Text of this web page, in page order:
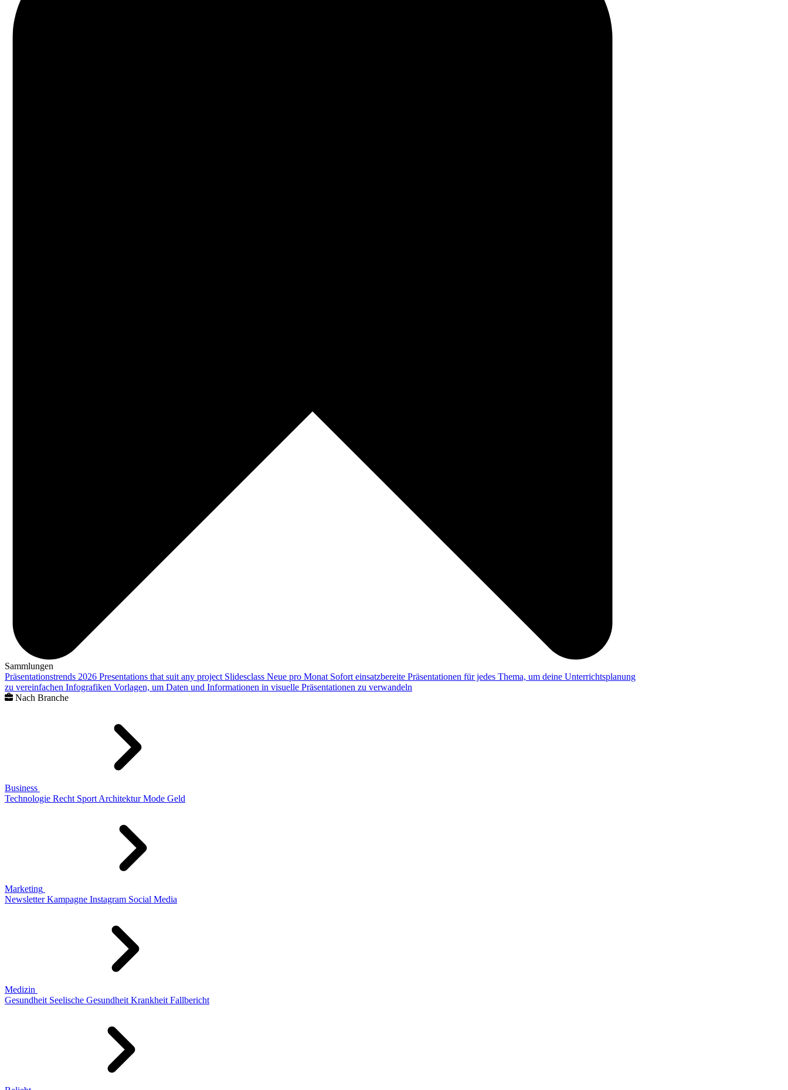
Sammlungen
Präsentationstrends 2026 Presentations that suit any project Slidesclass Neue pro Monat Sofort einsatzbereite Präsentationen für jedes Thema, um deine Unterrichtsplanung
zu vereinfachen Infografiken Vorlagen, um Daten und Informationen in visuelle Präsentationen zu verwandeln
Nach Branche
Business
Technologie Recht Sport Architektur Mode Geld
Marketing
Newsletter Kampagne Instagram Social Media
Medizin
Gesundheit Seelische Gesundheit Krankheit Fallbericht